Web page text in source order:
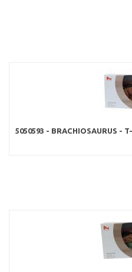
5050593 - BRACHIOSAURUS -